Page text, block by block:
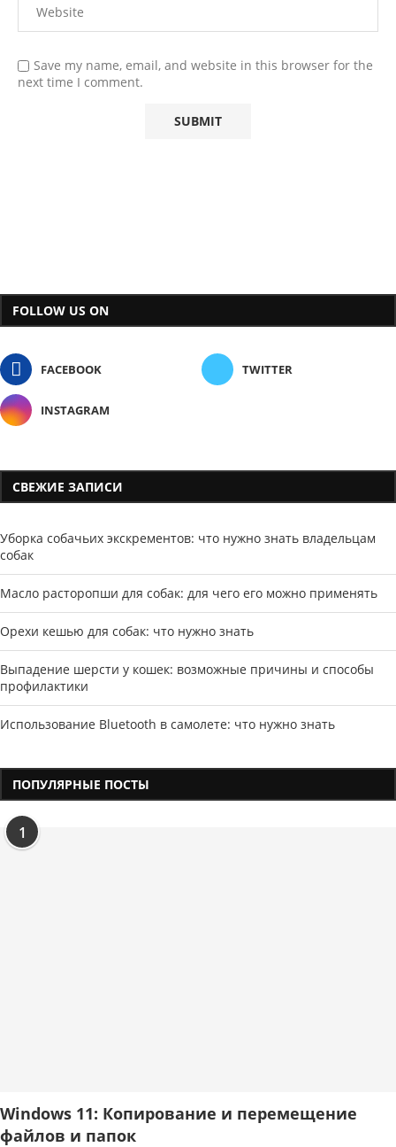
Save my name, email, and website in this browser for the
next time I comment.
FOLLOW US ON
FACEBOOK TWITTER
INSTAGRAM
СВЕЖИЕ ЗАПИСИ
Уборка собачьих экскрементов: что нужно знать владельцам
собак
Масло расторопши для собак: для чего его можно применять
Орехи кешью для собак: что нужно знать
Выпадение шерсти у кошек: возможные причины и способы
профилактики
Использование Bluetooth в самолете: что нужно знать
ПОПУЛЯРНЫЕ ПОСТЫ
1
Windows 11: Копирование и перемещение
файлов и папок